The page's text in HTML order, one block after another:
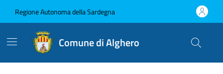
Regione Autonoma della Sardegna
Comune di Alghero